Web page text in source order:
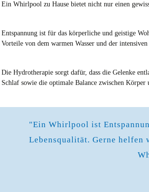
Ein Whirlpool zu Hause bietet nicht nur einen
Entspannung ist für das körperliche und geistige
Vorteile von dem warmen Wasser und der intensiven
Die Hydrotherapie sorgt dafür, dass die Gelenke
Schlaf sowie die optimale Balance zwischen Körper
"Ein Whirlpool ist
Lebensqualität. Gerne helfen